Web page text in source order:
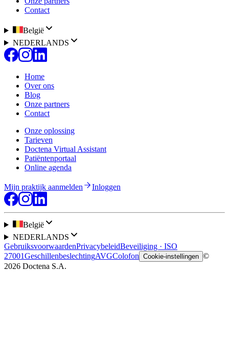
Contact
België
NEDERLANDS
Home
Over ons
Blog
Onze partners
Contact
Onze oplossing
Tarieven
Doctena Virtual Assistant
Patiëntenportaal
Online agenda
Mijn praktijk aanmelden Inloggen
België
NEDERLANDS
GebruiksvoorwaardenPrivacybeleidBeveiliging · ISO
27001GeschillenbeslechtingAVGColofon Cookie-instellingen ©
2026 Doctena S.A.